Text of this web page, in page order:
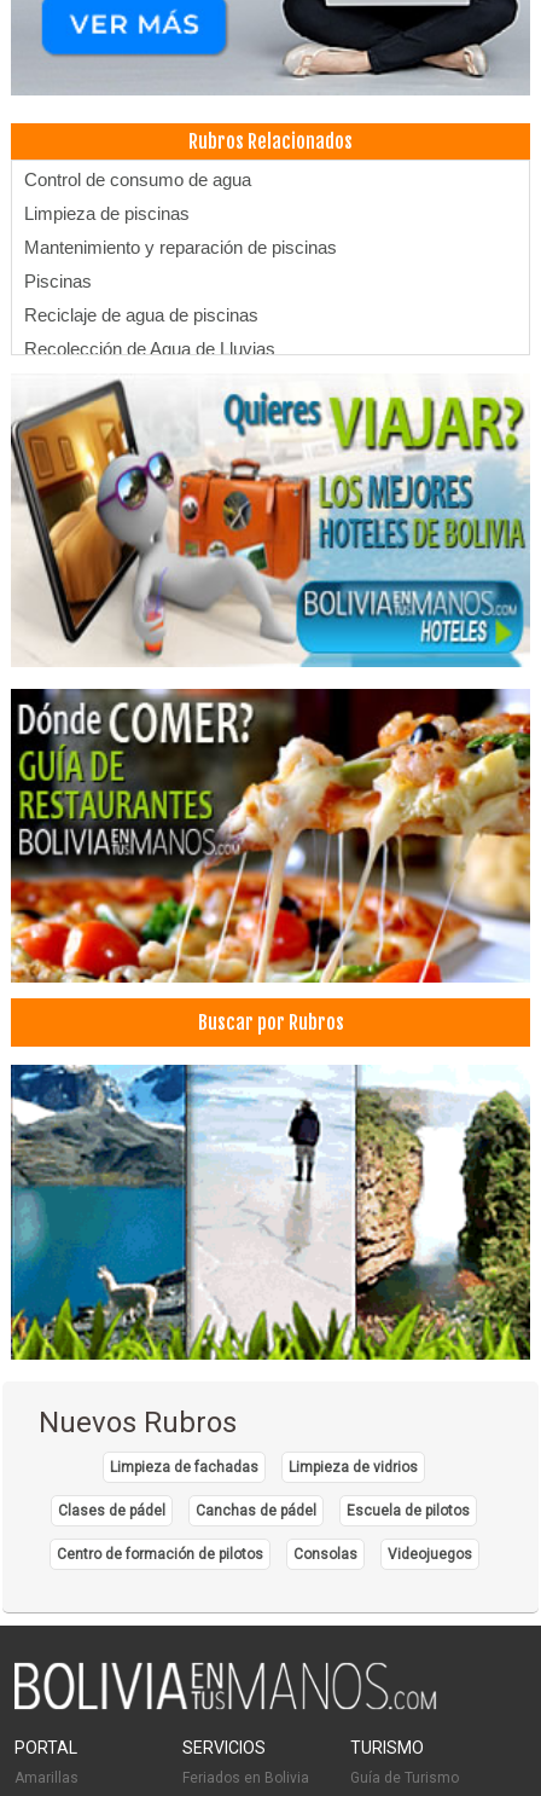
Rubros Relacionados
Control de consumo de agua
Limpieza de piscinas
Mantenimiento y reparación de piscinas
Piscinas
Reciclaje de agua de piscinas
Recolección de Agua de Lluvias
Sistema de ventilación
Rehabilitación de Piscinas
Sistema de suministro de agua potable
Piletas
Construcción de piscinas
Piscinas wellness
Remodelación de piscinas
Refacción de piscinas
Mantenimiento de piscinas
Dentistas
Implantología Dental
Implantes dentales
Médicos Odontólogos
Ortodoncia
Consultorio Dental
Clínica Dental
Blanqueamiento Dental
Administración, Asesores en
Cámaras de seguridad
Rastreo Satelital
Redes inalambricas
Redes
Sistemas de Seguridad
Sistemas de vigilancia
Telefonía IP
Vigilacia Electrónica
Ecografías
Mamografía
Tomografía
Diagnóstico por imágenes
Gabinete de psicología
Psicólogos
Consultorios Médicos
Salud: Centros Médicos
Ginecología
Laboratorios
Buscar por Rubros
Nuevos Rubros
Limpieza de fachadas Limpieza de vidrios
Clases de pádel Canchas de pádel Escuela de pilotos
Centro de formación de pilotos Consolas Videojuegos
PORTAL
Amarillas
SERVICIOS
Feriados en Bolivia
TURISMO
Guía de Turismo